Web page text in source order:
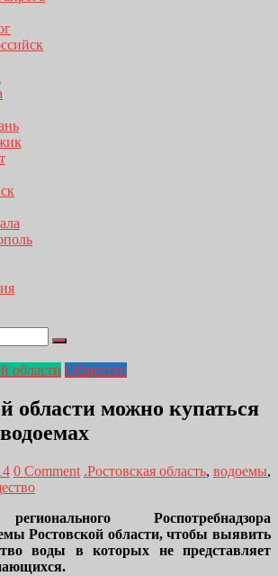
области Общество
области можно купаться
0 Comment .Ростовская область, водоемы,
Роспотребнадзора
Ростовской области, чтобы выявить
воды в которых не представляет